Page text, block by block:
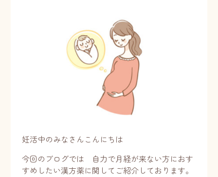
妊活中のみなさんこんにちは
今回のブログでは 自力で月経が来ない方におす
すめしたい漢方薬に関してご紹介しております。